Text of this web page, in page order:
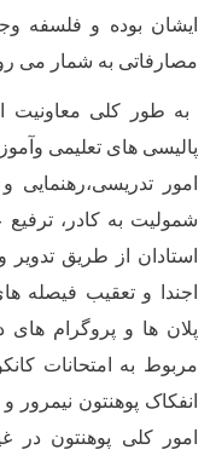
ایشان بوده و فلسفه
مصارفاتی به شمار می
به طور کلی
پالیسی های تعلیمی
امور
شمولیت به کادر،
استادان از طریق
اجندا و تعقیب فیصله
پلان ها و پروگرام
مربوط به امتحانات
انفکاک پوهنتون
امور کلی پوهنتون در